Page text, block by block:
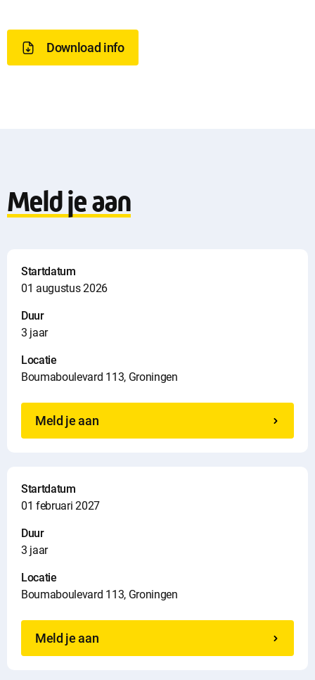
w
n
d
Download info
Meld je aan
Startdatum
01 augustus 2026
Duur
3 jaar
Locatie
Boumaboulevard 113, Groningen
Meld je aan
Startdatum
01 februari 2027
Duur
3 jaar
Locatie
Boumaboulevard 113, Groningen
Meld je aan